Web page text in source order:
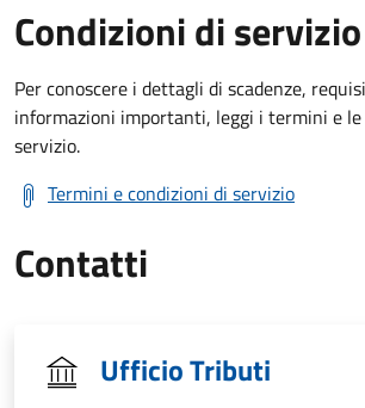
Condizioni di servizio
Per conoscere i dettagli di scadenze,
informazioni importanti, leggi i termini e le
servizio.
Termini e condizioni di servizio
Contatti
Ufficio Tributi